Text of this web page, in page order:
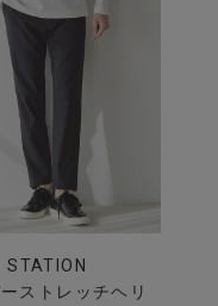
STATION
ストレッチヘリ